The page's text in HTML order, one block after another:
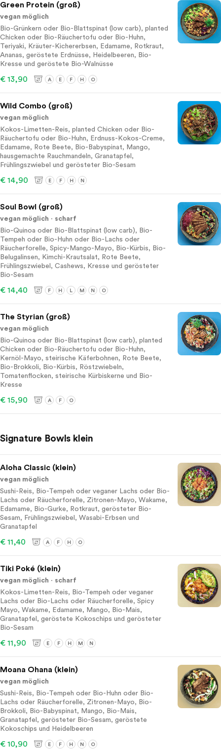
Green Protein (groß)
vegan möglich
Bio-Grünkern oder Bio-Blattspinat (low carb), planted
Chicken oder Bio-Räuchertofu oder Bio-Huhn,
Teriyaki, Kräuter-Kichererbsen, Edamame, Rotkraut,
Ananas, geröstete Erdnüsse, Heidelbeeren, Bio-
Kresse und geröstete Bio-Walnüsse
€ 13,90 A E F H O
Wild Combo (groß)
vegan möglich
Kokos-Limetten-Reis, planted Chicken oder Bio-
Räuchertofu oder Bio-Huhn, Erdnuss-Kokos-Creme,
Edamame, Rote Beete, Bio-Babyspinat, Mango,
hausgemachte Rauchmandeln, Granatapfel,
Frühlingszwiebel und gerösteter Bio-Sesam
€ 14,90 E F H N
Soul Bowl (groß)
vegan möglich
scharf
Bio-Quinoa oder Bio-Blattspinat (low carb), Bio-
Tempeh oder Bio-Huhn oder Bio-Lachs oder
Räucherforelle, Spicy-Mango-Mayo, Bio-Kürbis, Bio-
Belugalinsen, Kimchi-Krautsalat, Rote Beete,
Frühlingszwiebel, Cashews, Kresse und gerösteter
Bio-Sesam
€ 14,40 F H L M N O
The Styrian (groß)
vegan möglich
Bio-Quinoa oder Bio-Blattspinat (low carb), planted
Chicken oder Bio-Räuchertofu oder Bio-Huhn,
Kernöl-Mayo, steirische Käferbohnen, Rote Beete,
Bio-Brokkoli, Bio-Kürbis, Röstzwiebeln,
Tomatenflocken, steirische Kürbiskerne und Bio-
Kresse
€ 15,90 A F O
Signature Bowls klein
Aloha Classic (klein)
vegan möglich
Sushi-Reis, Bio-Tempeh oder veganer Lachs oder Bio-
Lachs oder Räucherforelle, Zitronen-Mayo, Wakame,
Edamame, Bio-Gurke, Rotkraut, gerösteter Bio-
Sesam, Frühlingszwiebel, Wasabi-Erbsen und
Granatapfel
€ 11,40 A F H O
Tiki Poké (klein)
vegan möglich
scharf
Kokos-Limetten-Reis, Bio-Tempeh oder veganer
Lachs oder Bio-Lachs oder Räucherforelle, Spicy
Mayo, Wakame, Edamame, Mango, Bio-Mais,
Granatapfel, geröstete Kokoschips und gerösteter
Bio-Sesam
€ 11,90 E F H M N
Moana Ohana (klein)
vegan möglich
Sushi-Reis, Bio-Tempeh oder Bio-Huhn oder Bio-
Lachs oder Räucherforelle, Zitronen-Mayo, Bio-
Brokkoli, Bio-Babyspinat, Mango, Bio-Mais,
Granatapfel, gerösteter Bio-Sesam, geröstete
Kokoschips und Heidelbeeren
€ 10,90 E F H N O